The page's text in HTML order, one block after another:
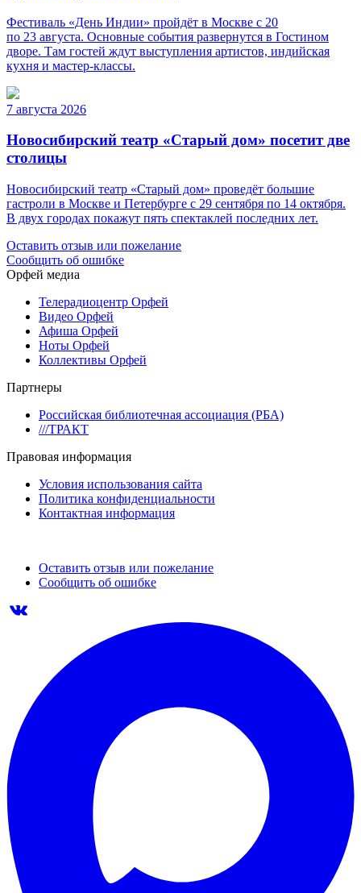
Фестиваль «День Индии» пройдёт в Москве с 20
по 23 августа. Основные события развернутся в Гостином
дворе. Там гостей ждут выступления артистов, индийская
кухня и мастер-классы.
7 августа 2026
Новосибирский театр «Старый дом» посетит две
столицы
Новосибирский театр «Старый дом» проведёт большие
гастроли в Москве и Петербурге с 29 сентября по 14 октября.
В двух городах покажут пять спектаклей последних лет.
Оставить отзыв или пожелание
Сообщить об ошибке
Орфей медиа
Телерадиоцентр Орфей
Видео Орфей
Афиша Орфей
Ноты Орфей
Коллективы Орфей
Партнеры
Российская библиотечная ассоциация (РБА)
///ТРАКТ
Правовая информация
Условия использования сайта
Политика конфиденциальности
Контактная информация
Оставить отзыв или пожелание
Сообщить об ошибке